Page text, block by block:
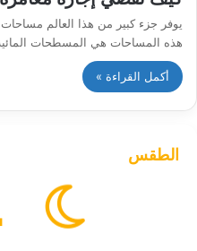
يوفر جزء كبير من هذا العالم
هذه المساحات هي المسطحات
أكمل القراءة »
الطقس